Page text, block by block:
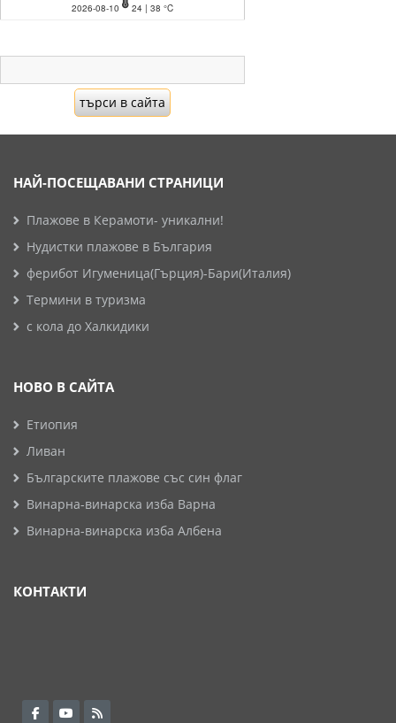
2026-08-10 24 | 38 °C
НАЙ-ПОСЕЩАВАНИ СТРАНИЦИ
Плажове в Керамоти- уникални!
Нудистки плажове в България
ферибот Игуменица(Гърция)-Бари(Италия)
Термини в туризма
с кола до Халкидики
НОВО В САЙТА
Етиопия
Ливан
Българските плажове със син флаг
Винарна-винарска изба Варна
Винарна-винарска изба Албена
КОНТАКТИ